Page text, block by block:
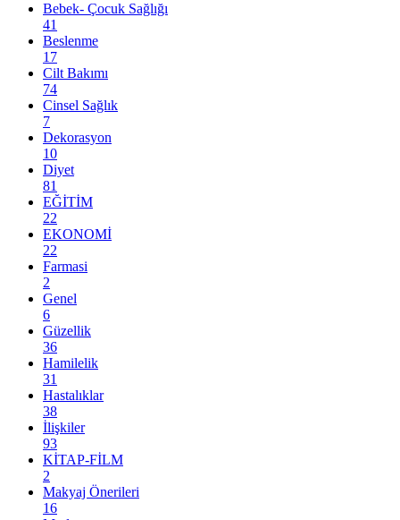
Bebek- Çocuk Sağlığı
41
Beslenme
17
Cilt Bakımı
74
Cinsel Sağlık
7
Dekorasyon
10
Diyet
81
EĞİTİM
22
EKONOMİ
22
Farmasi
2
Genel
6
Güzellik
36
Hamilelik
31
Hastalıklar
38
İlişkiler
93
KİTAP-FİLM
2
Makyaj Önerileri
16